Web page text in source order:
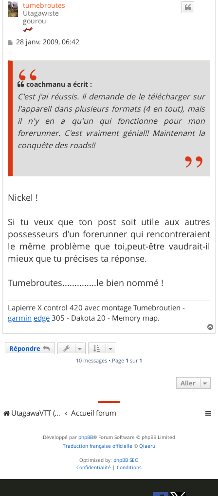
tumebroutes
Utagawiste
gourou
M
28 janv. 2009, 06:42
coachmanu a écrit :
C'est j'ai réussis. Il demande de le télécharger sur
l'appareil dans plusieurs formats (4 en tout), mais
il n'y en a qu'un qui fonctionne pour mon
forerunner. C'est vraiment génial!! Maintenant la
conquête des roads!!
Nickel !
Si tu veux que ton post soit utile aux autres
possesseurs d'un forerunner qui rencontreraient
le même problème que toi,peut-être vaudrait-il
mieux que tu précises ta réponse.
Tumebroutes..............le bien nommé !
Lapierre X control 420 avec montage Tumebroutien -
garmin edge 305 - Dakota 20 - Memory map.
a
Répondre
10 messages • Page 1 sur 1
Aller
UtagawaVTT (Randos VTT et VTTAE avec traces GPS) Accueil forum
Développé par phpBB® Forum Software © phpBB Limited
Traduction française officielle © Qiaeru
Optimized by: phpBB SEO
Confidentialité | Conditions